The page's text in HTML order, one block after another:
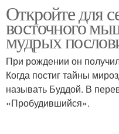
Мудрые мысли
Крутые цитаты
Откройте для
восточного
мудрых
При рождении он
Когда постиг тайны
называть Буддой. В
«Пробудившийся».